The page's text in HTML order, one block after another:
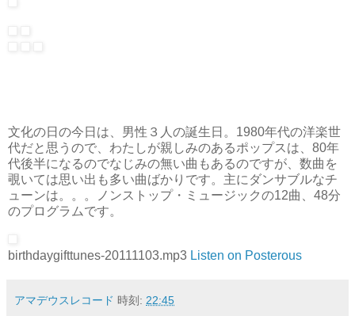
文化の日の今日は、男性３人の誕生日。1980年代の洋楽世
代だと思うので、わたしが親しみのあるポップスは、80年
代後半になるのでなじみの無い曲もあるのですが、数曲を
覗いては思い出も多い曲ばかりです。主にダンサブルなチ
ューンは。。。ノンストップ・ミュージックの12曲、48分
のプログラムです。
birthdaygifttunes-20111103.mp3 Listen on Posterous
アマデウスレコード 時刻: 22:45